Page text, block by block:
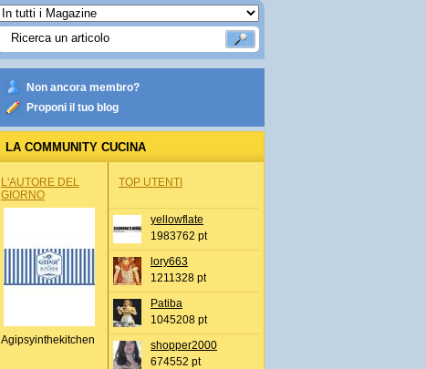
Non ancora membro?
Proponi il tuo blog
LA COMMUNITY CUCINA
L'AUTORE DEL
GIORNO
Agipsyinthekitchen
TOP UTENTI
yellowflate
1983762 pt
lory663
1211328 pt
Patiba
1045208 pt
shopper2000
674552 pt